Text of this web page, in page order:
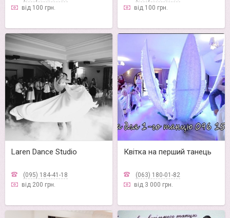
від 100 грн.
від 100 грн.
Laren Dance Studio
(095) 184-41-18
від 200 грн.
Квітка на перший танець
(063) 180-01-82
від 3 000 грн.